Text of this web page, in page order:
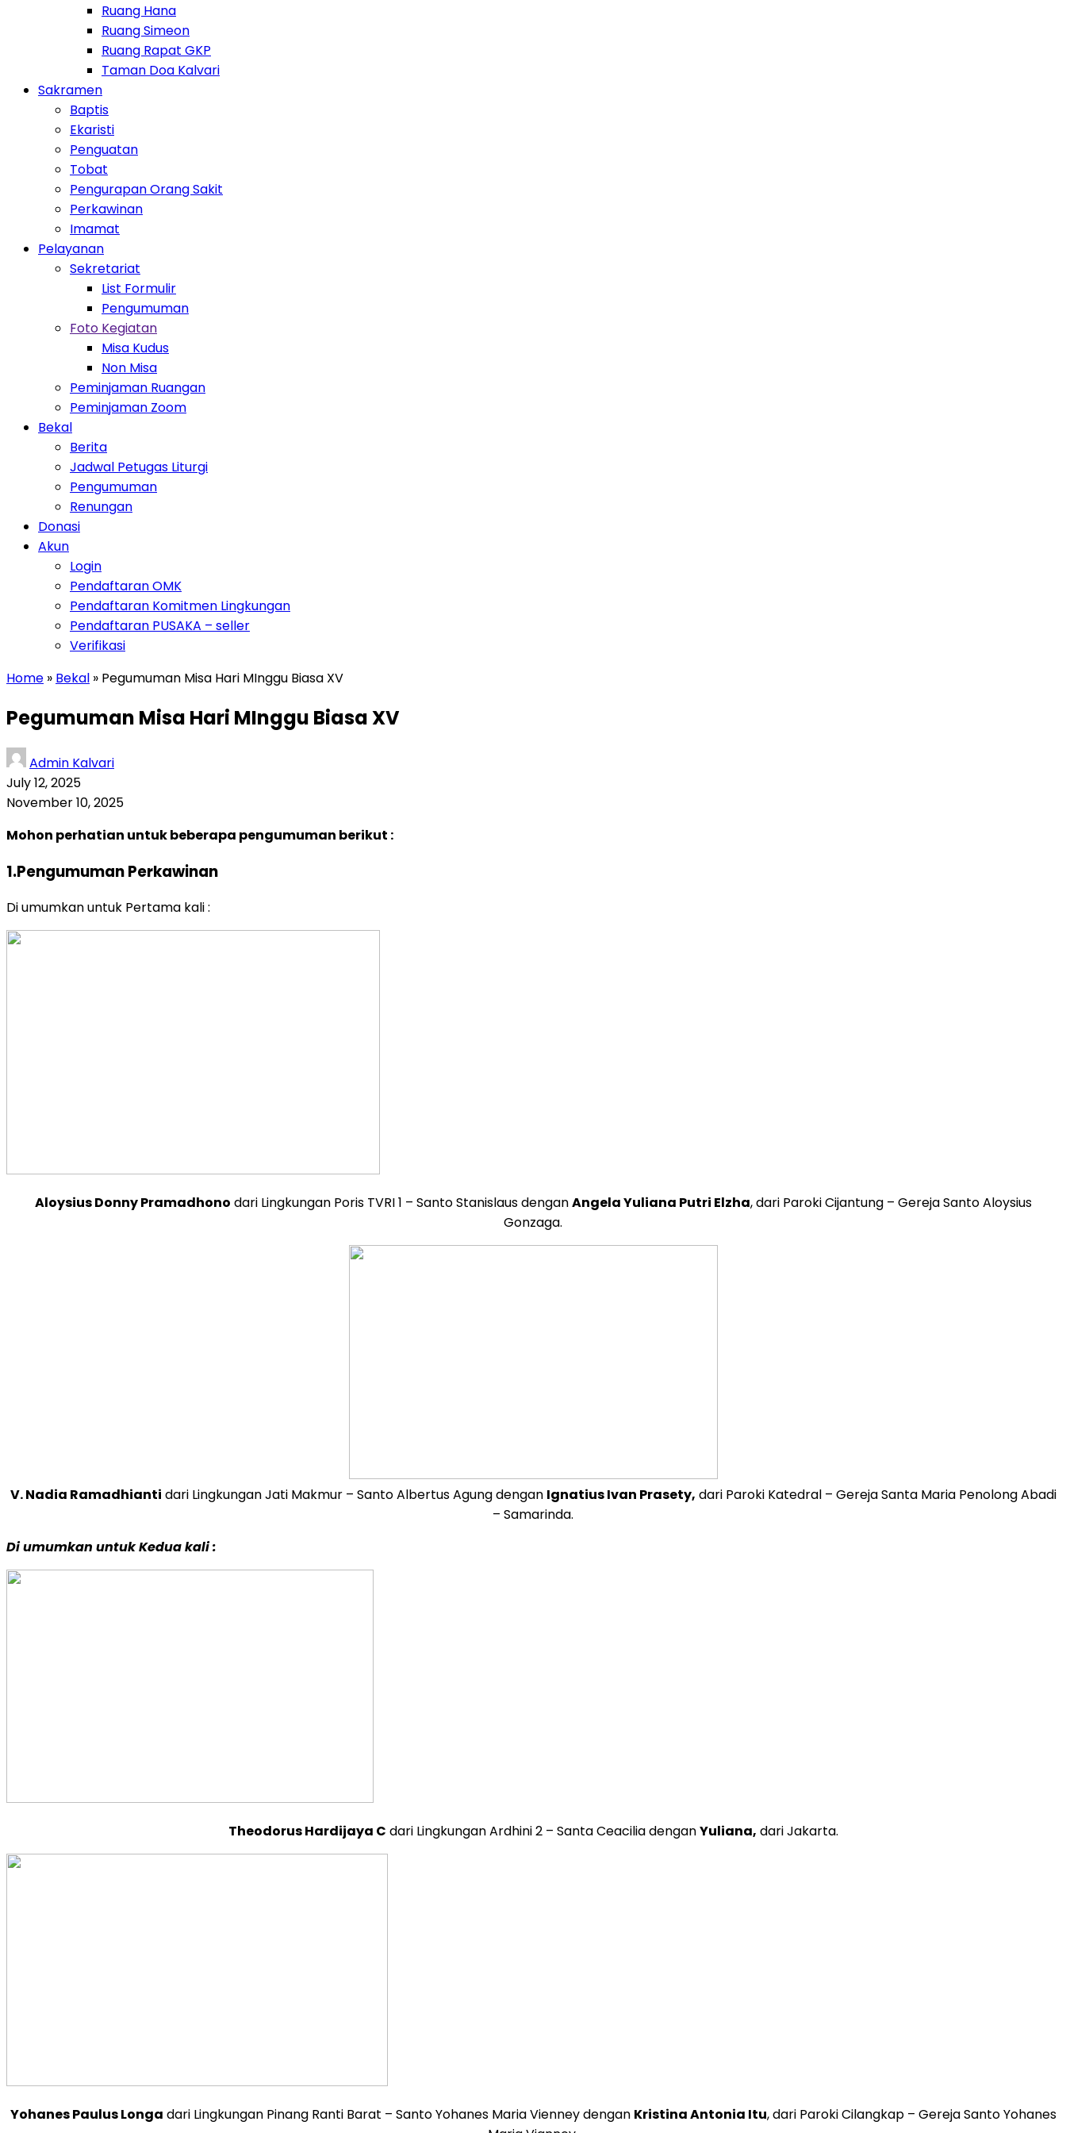
Ruang Hana
Ruang Simeon
Ruang Rapat GKP
Taman Doa Kalvari
Toggle Dropdown
Sakramen
Baptis
Ekaristi
Penguatan
Tobat
Pengurapan Orang Sakit
Perkawinan
Imamat
Toggle Dropdown
Pelayanan
Toggle Dropdown
Sekretariat
List Formulir
Pengumuman
Toggle Dropdown
Foto Kegiatan
Misa Kudus
Non Misa
Peminjaman Ruangan
Peminjaman Zoom
Toggle Dropdown
Bekal
Berita
Jadwal Petugas Liturgi
Pengumuman
Renungan
Donasi
Toggle Dropdown
Akun
Login
Pendaftaran OMK
Pendaftaran Komitmen Lingkungan
Pendaftaran PUSAKA – seller
Verifikasi
Home » Bekal » Pegumuman Misa Hari MInggu Biasa XV
Pegumuman Misa Hari MInggu Biasa XV
Admin Kalvari
July 12, 2025
November 10, 2025
Mohon perhatian untuk beberapa pengumuman berikut :
1.Pengumuman Perkawinan
Di umumkan untuk Pertama kali :
Aloysius Donny Pramadhono dari Lingkungan Poris TVRI 1 – Santo Stanislaus denganAngela Yuliana Putri Elzha, dari Paroki Cijantung – Gereja Santo Aloysius
Gonzaga.
V. Nadia Ramadhianti dari Lingkungan Jati Makmur – Santo Albertus Agung dengan Ignatius Ivan Prasety, dari Paroki Katedral – Gereja Santa Maria Penolong Abadi
– Samarinda.
Di umumkan untuk Kedua kali :
Theodorus Hardijaya C dari Lingkungan Ardhini 2 – Santa Ceacilia denganYuliana, dari Jakarta.
Yohanes Paulus Longa dari Lingkungan Pinang Ranti Barat – Santo Yohanes Maria Vienney dengan Kristina Antonia Itu, dari Paroki Cilangkap – Gereja Santo Yohanes